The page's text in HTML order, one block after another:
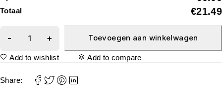
Totaal €21.49
Toevoegen aan winkelwagen
Add to wishlist Add to compare
Share: